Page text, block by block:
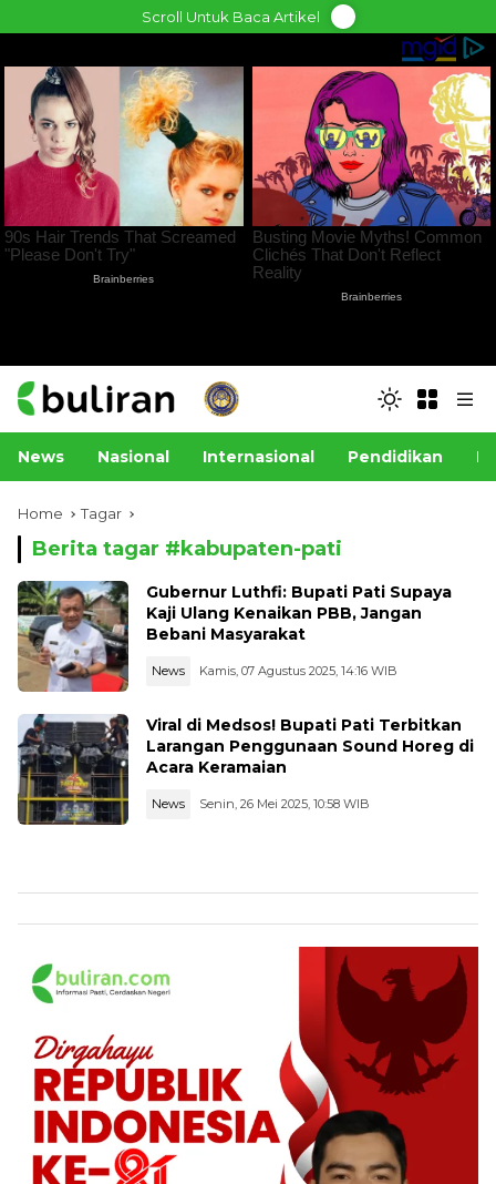
to
Scroll Untuk Baca Artikel
News Nasional Internasional Pendidikan
Home Tagar
Berita tagar #kabupaten-pati
Gubernur Luthfi: Bupati Pati Supaya
Kaji Ulang Kenaikan PBB, Jangan
Bebani Masyarakat
News Kamis, 07 Agustus 2025, 14:16 WIB
Viral di Medsos! Bupati Pati Terbitkan
Larangan Penggunaan Sound Horeg di
Acara Keramaian
News Senin, 26 Mei 2025, 10:58 WIB